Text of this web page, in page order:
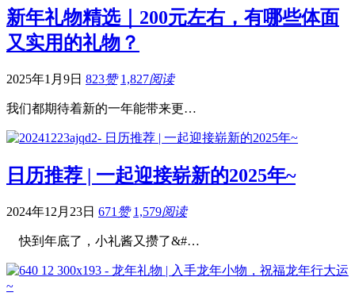
新年礼物精选｜200元左右，有哪些体面
又实用的礼物？
2025年1月9日 823赞 1,827阅读
我们都期待着新的一年能带来更…
日历推荐 | 一起迎接崭新的2025年~
2024年12月23日 671 赞 1,579阅读
快到年底了，小礼酱又攒了&#…